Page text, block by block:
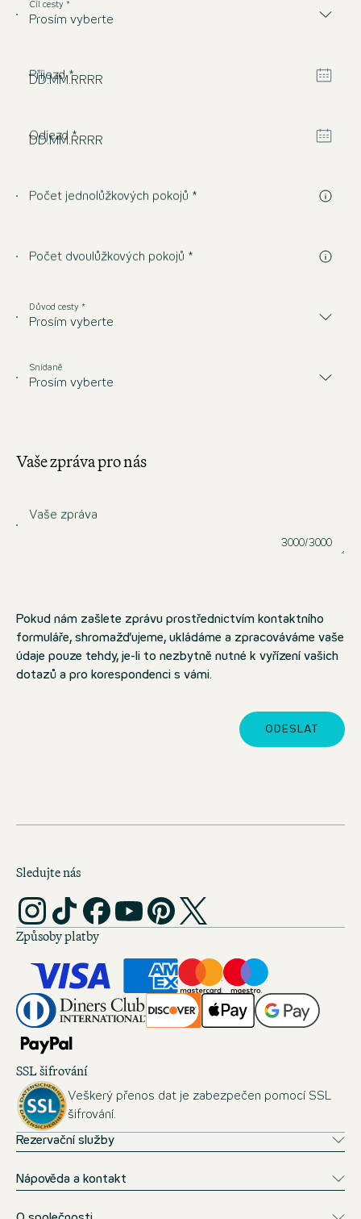
Prosím vyberte
Cíl cesty *
DD.MM . RRRR
Příjezd *
DD.MM. RRRR
Odjezd *
Počet jednolůžkových pokojů *
Počet dvoulůžkových pokojů *
Prosím vyberte
Důvod cesty *
Prosím vyberte
Snídaně
Vaše zpráva pro nás
Vaše zpráva
3000/3000
Pokud nám zašlete zprávu prostřednictvím kontaktního
formuláře, shromažďujeme, ukládáme a zpracováváme vaše
údaje pouze tehdy, je-li to nezbytně nutné k vyřízení vašich
dotazů a pro korespondenci s vámi.
ODESLAT
Sledujte nás
Způsoby platby
SSL šifrování
Veškerý přenos dat je zabezpečen pomocí SSL
šifrování.
Rezervační služby
Nápověda a kontakt